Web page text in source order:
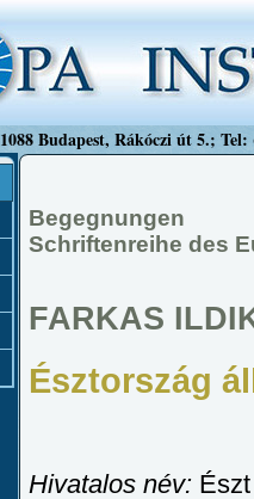
1088 Budapest, Rákóczi út 5.;
Begegnungen
Schriftenreihe des
FARKAS
Észtország
Hivatalos név: